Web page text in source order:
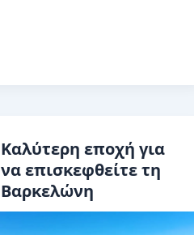
Καλύτερη εποχή για
να επισκεφθείτε τη
Βαρκελώνη